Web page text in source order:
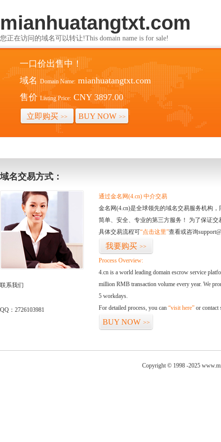
mianhuatangtxt.com
您正在访问的域名可以转让!This domain name is for sale!
一口价出售中！
域名 Domain Name: mianhuatangtxt.com
售价 Listing Price: CNY 3897.00
立即购买 >> BUY NOW >>
域名交易方式：
联系我们
QQ：2726103981
通过金名网(4.cn) 中介交易
金名网(4.cn)是全球领先的域名交易服务机构
简单、安全、专业的第三方服务！ 为了保证
具体交易流程可“点击这里”查看或咨询
我要购买 >>
Process Overview:
4.cn is a world leading domain escrow service
million RMB transaction volume every year. We
5 workdays.
For detailed process, you can “visit here” or contact
BUY NOW >>
Copyright © 1998 -2025